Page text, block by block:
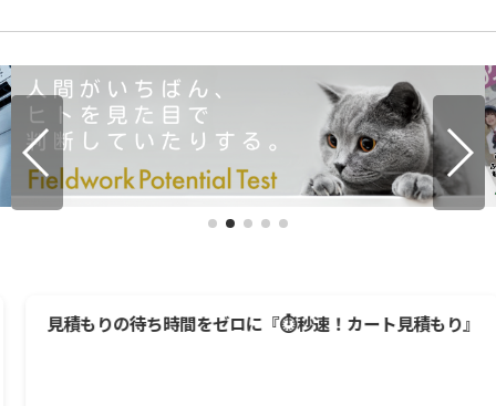
見積もりの待ち時間をゼロに『⏱️秒速！カート見積もり』